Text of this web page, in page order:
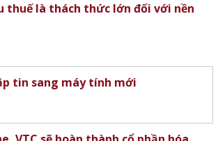
thuế là thách thức lớn đối với nền
tin sang máy tính mới